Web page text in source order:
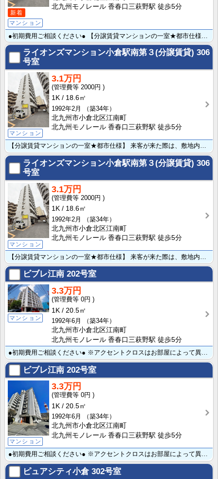
新着
マンション
北九州モノレール 香春口三萩野駅 徒歩5分
ライオンズマンション小倉駅南第３(分譲賃貸) 306
号室
マンション
3.1万円
2000円
1K
18.6㎡
1992年2月
（築34年）
北九州市小倉北区江南町
北九州モノレール 香春口三萩野駅 徒歩5分
【分譲賃貸マンションの一室★都市仕様】 来客が来た際は、敷地内コインパーキング利用可能♪★エレベータ･･･
ライオンズマンション小倉駅南第３(分譲賃貸) 306
号室
マンション
3.1万円
2000円
1K
18.6㎡
1992年2月
（築34年）
北九州市小倉北区江南町
北九州モノレール 香春口三萩野駅 徒歩5分
ビブレ江南 202号室
マンション
3.3万円
0円
1K
20.5㎡
1992年6月
（築34年）
北九州市小倉北区江南町
北九州モノレール 香春口三萩野駅 徒歩5分
ビブレ江南 202号室
マンション
3.3万円
0円
1K
20.5㎡
1992年6月
（築34年）
北九州市小倉北区江南町
北九州モノレール 香春口三萩野駅 徒歩5分
ピュアシティ小倉302号室